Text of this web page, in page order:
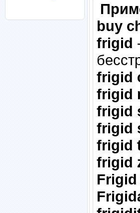
buy
frigid
frigid
frigid
frigid
frigid
frigid
frigid
Frigid